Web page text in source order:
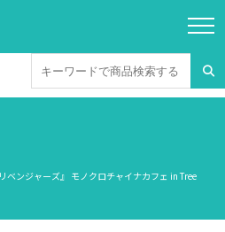
ベンジャーズ』 モノクロチャイナカフェ in Tree